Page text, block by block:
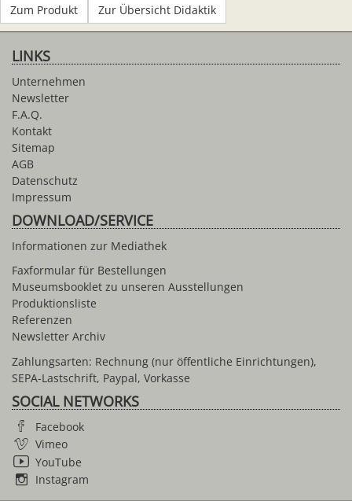
Zum Produkt Zur Übersicht Didaktik
LINKS
Unternehmen
Newsletter
F.A.Q.
Kontakt
Sitemap
AGB
Datenschutz
Impressum
DOWNLOAD/SERVICE
Informationen zur Mediathek
Faxformular für Bestellungen
Museumsbooklet zu unseren Ausstellungen
Produktionsliste
Referenzen
Newsletter Archiv
Zahlungsarten: Rechnung (nur öffentliche Einrichtungen),
SEPA-Lastschrift, Paypal, Vorkasse
SOCIAL NETWORKS
Facebook
Vimeo
YouTube
Instagram